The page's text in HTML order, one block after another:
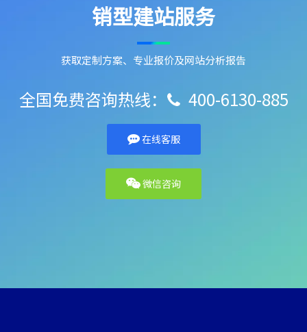
销型建站服务
获取定制方案、专业报价及网站分析报告
全国免费咨询热线：  400-6130-885
在线客服
微信咨询